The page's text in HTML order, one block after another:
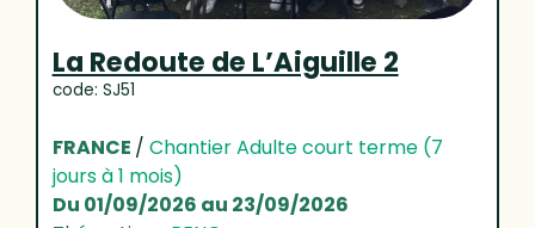
La Redoute de L’Aiguille 2
code: SJ51
FRANCE / Chantier Adulte court terme (7
jours à 1 mois)
Du 01/09/2026 au 23/09/2026